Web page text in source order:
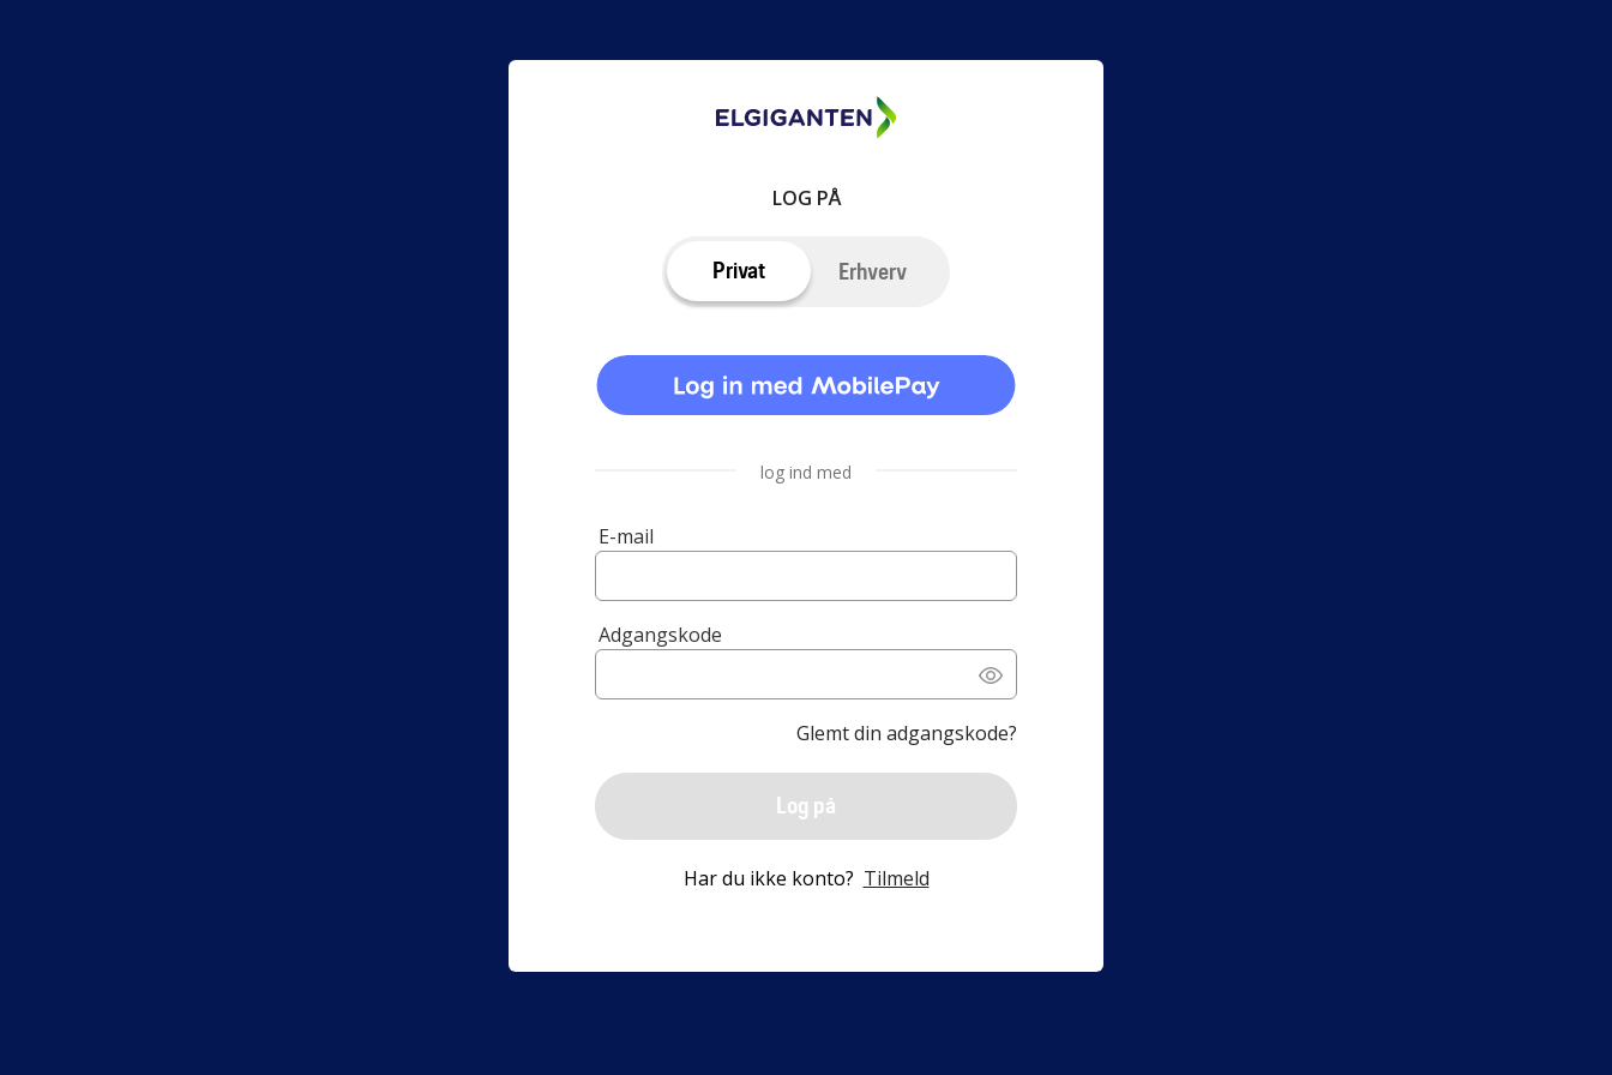
LOG PÅ
Privat Erhverv
log ind med
E-mail
Adgangskode
Glemt din adgangskode?
Log på
Har du ikke konto? Tilmeld